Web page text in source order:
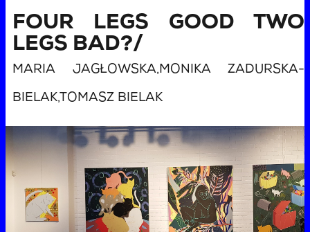
FOUR LEGS GOOD TWO
LEGS BAD?/
MARIA JAGŁOWSKA,MONIKA ZADURSKA-
BIELAK,TOMASZ BIELAK